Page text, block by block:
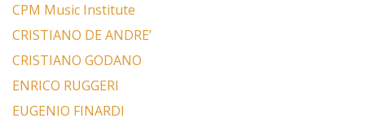
CPM Music Institute
CRISTIANO DE ANDRE’
CRISTIANO GODANO
ENRICO RUGGERI
EUGENIO FINARDI